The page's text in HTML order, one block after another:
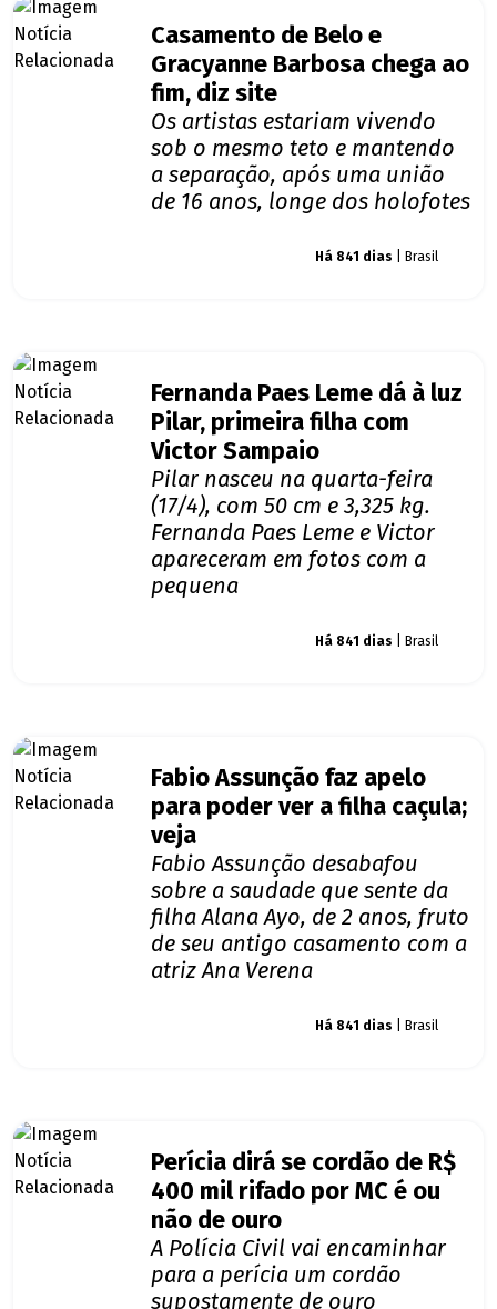
Casamento de Belo e
Gracyanne Barbosa chega ao
fim, diz site
Os artistas estariam vivendo
sob o mesmo teto e mantendo
a separação, após uma união
de 16 anos, longe dos holofotes
Há 841 dias | Brasil
Fernanda Paes Leme dá à luz
Pilar, primeira filha com
Victor Sampaio
Pilar nasceu na quarta-feira
(17/4), com 50 cm e 3,325 kg.
Fernanda Paes Leme e Victor
apareceram em fotos com a
pequena
Há 841 dias | Brasil
Fabio Assunção faz apelo
para poder ver a filha caçula;
veja
Fabio Assunção desabafou
sobre a saudade que sente da
filha Alana Ayo, de 2 anos, fruto
de seu antigo casamento com a
atriz Ana Verena
Há 841 dias | Brasil
Perícia dirá se cordão de R$
400 mil rifado por MC é ou
não de ouro
A Polícia Civil vai encaminhar
para a perícia um cordão
supostamente de ouro